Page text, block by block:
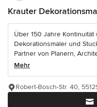
Krauter
Über 150 Jahre
Dekorationsmaler und
Partner von Planern,
Mehr
Robert-Bosch-Str. 40,